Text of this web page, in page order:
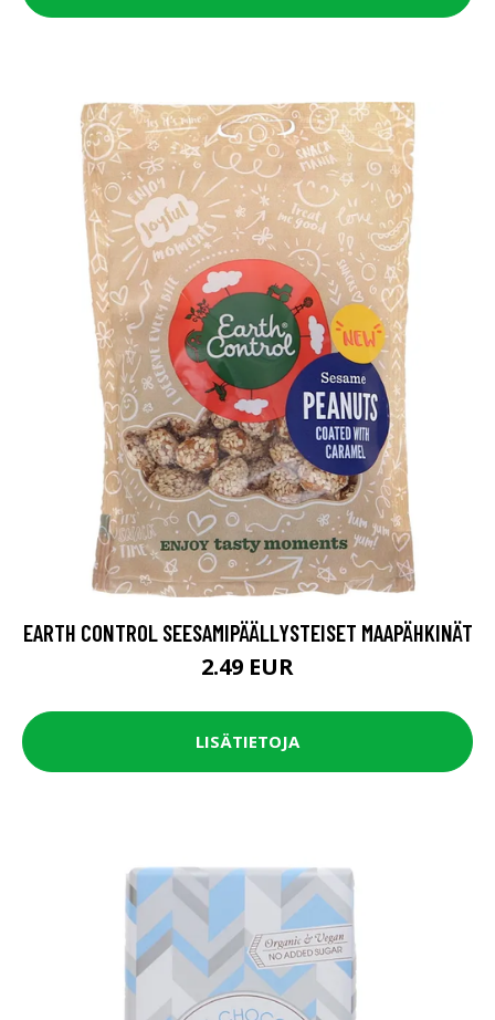
EARTH CONTROL SEESAMIPÄÄLLYSTEISET MAAPÄHKINÄT
2.49 EUR
LISÄTIETOJA